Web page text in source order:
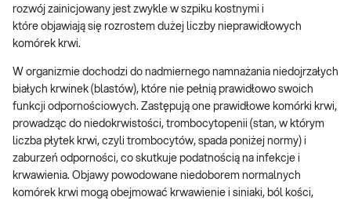
rozwój zainicjowany jest zwykle w szpiku kostnymi i
które objawiają się rozrostem dużej liczby nieprawidłowych
komórek krwi.
W organizmie dochodzi do nadmiernego namnażania niedojrzałych
białych krwinek (blastów), które nie pełnią prawidłowo swoich
funkcji odpornościowych. Zastępują one prawidłowe komórki krwi,
prowadząc do niedokrwistości, trombocytopenii (stan, w którym
liczba płytek krwi, czyli trombocytów, spada poniżej normy) i
zaburzeń odporności, co skutkuje podatnością na infekcje i
krwawienia. Objawy powodowane niedoborem normalnych
komórek krwi mogą obejmować krwawienie i siniaki, ból kości,